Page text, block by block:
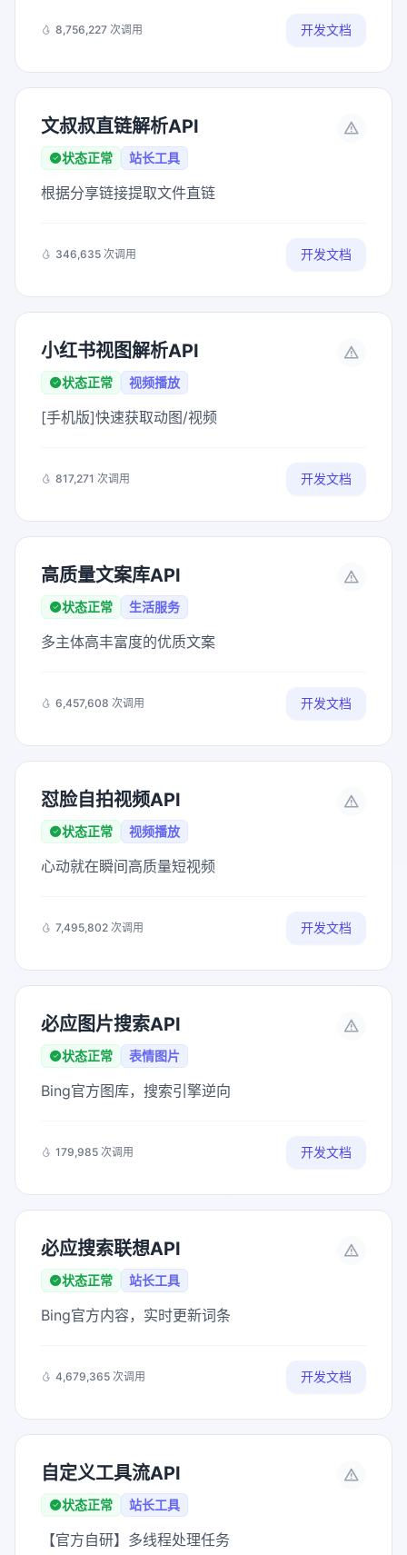
8,756,227 次调用 开发文档
文叔叔直链解析API
状态正常 站长工具
根据分享链接提取文件直链
346,635 次调用 开发文档
小红书视图解析API
状态正常 视频播放
[手机版]快速获取动图/视频
817,271 次调用 开发文档
高质量文案库API
状态正常 生活服务
多主体高丰富度的优质文案
6,457,608 次调用 开发文档
怼脸自拍视频API
状态正常 视频播放
心动就在瞬间高质量短视频
7,495,802 次调用 开发文档
必应图片搜索API
状态正常 表情图片
Bing官方图库，搜索引擎逆向
179,985 次调用 开发文档
必应搜索联想API
状态正常 站长工具
Bing官方内容，实时更新词条
4,679,365 次调用 开发文档
自定义工具流API
状态正常 站长工具
【官方自研】多线程处理任务